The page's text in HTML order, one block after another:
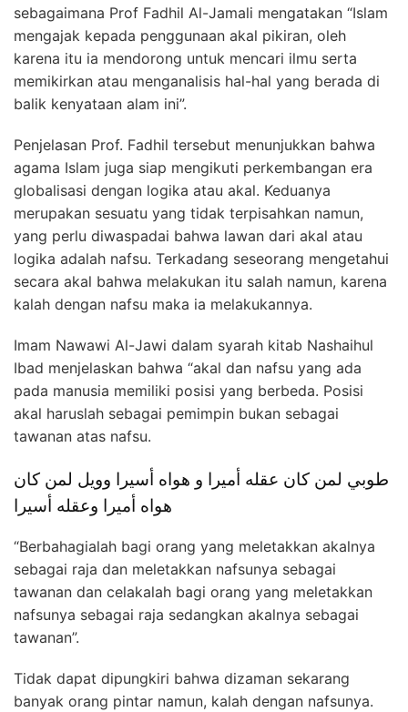
sebagaimana Prof Fadhil Al-Jamali mengatakan “Islam
mengajak kepada penggunaan akal pikiran, oleh
karena itu ia mendorong untuk mencari ilmu serta
memikirkan atau menganalisis hal-hal yang berada di
balik kenyataan alam ini”.
Penjelasan Prof. Fadhil tersebut menunjukkan bahwa
agama Islam juga siap mengikuti perkembangan era
globalisasi dengan logika atau akal. Keduanya
merupakan sesuatu yang tidak terpisahkan namun,
yang perlu diwaspadai bahwa lawan dari akal atau
logika adalah nafsu. Terkadang seseorang mengetahui
secara akal bahwa melakukan itu salah namun, karena
kalah dengan nafsu maka ia melakukannya.
Imam Nawawi Al-Jawi dalam syarah kitab Nashaihul
Ibad menjelaskan bahwa “akal dan nafsu yang ada
pada manusia memiliki posisi yang berbeda. Posisi
akal haruslah sebagai pemimpin bukan sebagai
tawanan atas nafsu.
طوبي لمن كان عقله أميرا و هواه أسيرا وويل لمن كان
هواه أميرا وعقله أسيرا
“Berbahagialah bagi orang yang meletakkan akalnya
sebagai raja dan meletakkan nafsunya sebagai
tawanan dan celakalah bagi orang yang meletakkan
nafsunya sebagai raja sedangkan akalnya sebagai
tawanan”.
Tidak dapat dipungkiri bahwa dizaman sekarang
banyak orang pintar namun, kalah dengan nafsunya.